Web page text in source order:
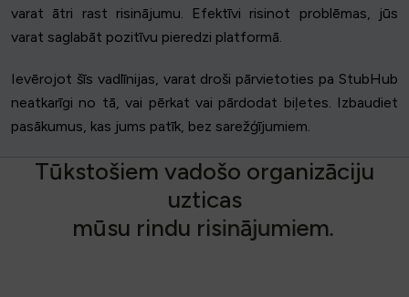
varat ātri rast risinājumu. Efektīvi risinot problēmas, jūs
varat saglabāt pozitīvu pieredzi platformā.
Ievērojot šīs vadlīnijas, varat droši pārvietoties pa StubHub
neatkarīgi no tā, vai pērkat vai pārdodat biļetes. Izbaudiet
pasākumus, kas jums patīk, bez sarežģījumiem.
Tūkstošiem vadošo organizāciju
uzticas
mūsu rindu risinājumiem.